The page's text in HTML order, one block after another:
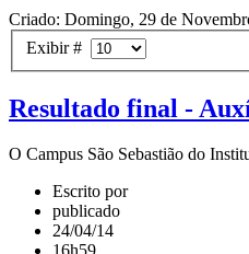
Criado: Domingo, 29 de
Exibir #
Resultado final -
O Campus São Sebastião do
Escrito por
publicado
24/04/14